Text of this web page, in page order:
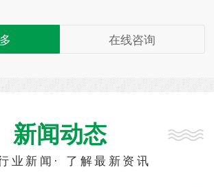
在线咨询
新闻动态
业新闻· 了解最新资讯